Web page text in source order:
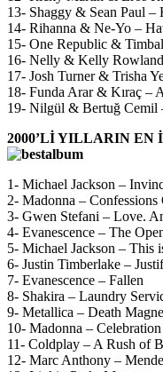
13- Shaggy & Sean Paul –
14- Rihanna & Ne-Yo –
15- One Republic &
16- Nelly & Kelly
17- Josh Turner & Trisha
18- Funda Arar & Kıraç –
19- Nilgül & Bertuğ Cemil
2000’Lİ YILLARIN EN
1- Michael Jackson –
2- Madonna –
3- Gwen Stefani – Love.
4- Evanescence – The
5- Michael Jackson – This
6- Justin Timberlake –
7- Evanescence – Fallen
8- Shakira – Laundry
9- Metallica – Death
10- Madonna – Celebration
11- Coldplay – A Rush of
12- Marc Anthony –